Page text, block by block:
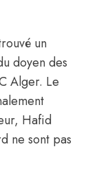
un
doyen des
Alger. Le
Hafid
ne sont pas